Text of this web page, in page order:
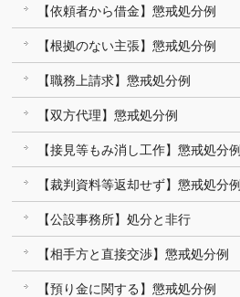
【依頼者から借金】懲戒処分例
【根拠のない主張】懲戒処分例
【職務上請求】懲戒処分例
【双方代理】懲戒処分例
【接見等もみ消し工作】懲戒処分例
【裁判資料等返却せず】懲戒処分例
【公設事務所】処分と非行
【相手方と直接交渉】懲戒処分例
【預り金に関する】懲戒処分例